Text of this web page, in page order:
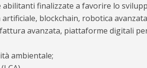
finalizzate a favorire lo
blockchain, robotica
avanzata, piattaforme digitali
ambientale;